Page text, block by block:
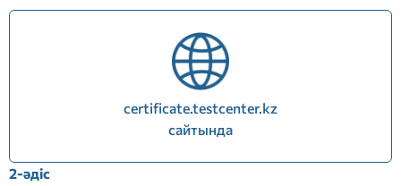
certificate.testcenter.kz
сайтында
2-әдіс